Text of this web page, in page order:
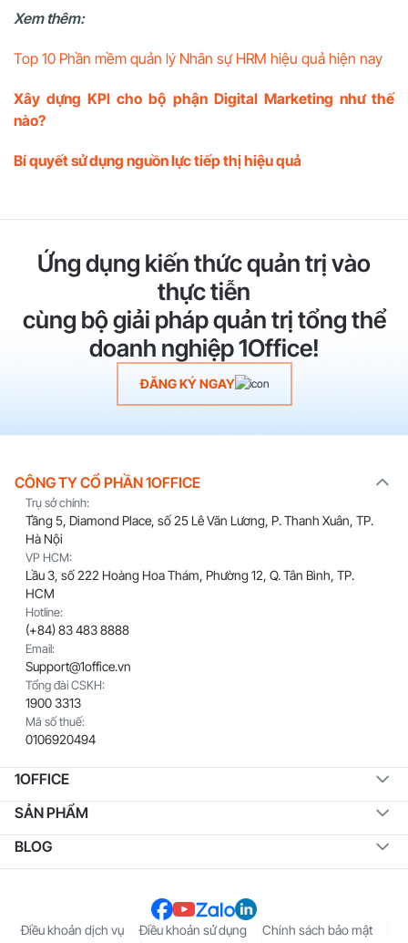
Xem thêm:
Top 10 Phần mềm quản lý Nhân sự HRM hiệu quả hiện nay
Xây dựng KPI cho bộ phận Digital Marketing như thế
nào?
Bí quyết sử dụng nguồn lực tiếp thị hiệu quả
Ứng dụng kiến thức quản trị vào
thực tiễn
cùng bộ giải pháp quản trị tổng thể
doanh nghiệp 1Office!
ĐĂNG KÝ NGAY
CÔNG TY CỔ PHẦN 1OFFICE
Trụ sở chính:
Tầng 5, Diamond Place, số 25 Lê Văn Lương, P. Thanh Xuân, TP.
Hà Nội
VP HCM:
Lầu 3, số 222 Hoàng Hoa Thám, Phường 12, Q. Tân Bình, TP.
HCM
Hotline:
(+84) 83 483 8888
Email:
Support@1office.vn
Tổng đài CSKH:
1900 3313
Mã số thuế:
0106920494
1OFFICE
SẢN PHẨM
BLOG
Điều khoản dịch vụ Điều khoản sử dụng
Chính sách bảo mật